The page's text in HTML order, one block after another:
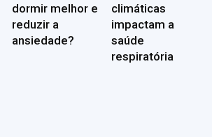
dormir melhor e
reduzir a
ansiedade?
climáticas
impactam a
saúde
respiratória